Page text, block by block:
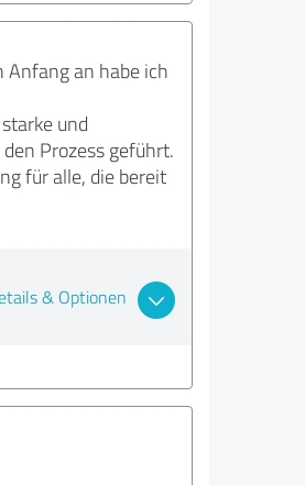
Anfang an habe ich
und
Prozess geführt.
für alle, die bereit
& Optionen